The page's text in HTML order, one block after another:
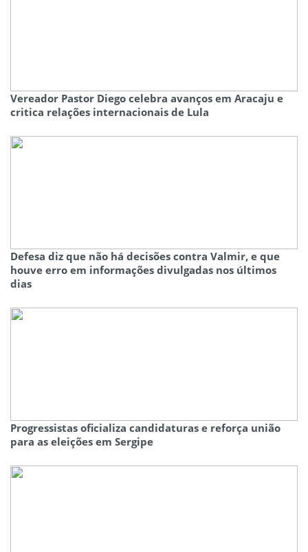
Vereador Pastor Diego celebra avanços em Aracaju e
critica relações internacionais de Lula
Defesa diz que não há decisões contra Valmir, e que
houve erro em informações divulgadas nos últimos
dias
Progressistas oficializa candidaturas e reforça união
para as eleições em Sergipe